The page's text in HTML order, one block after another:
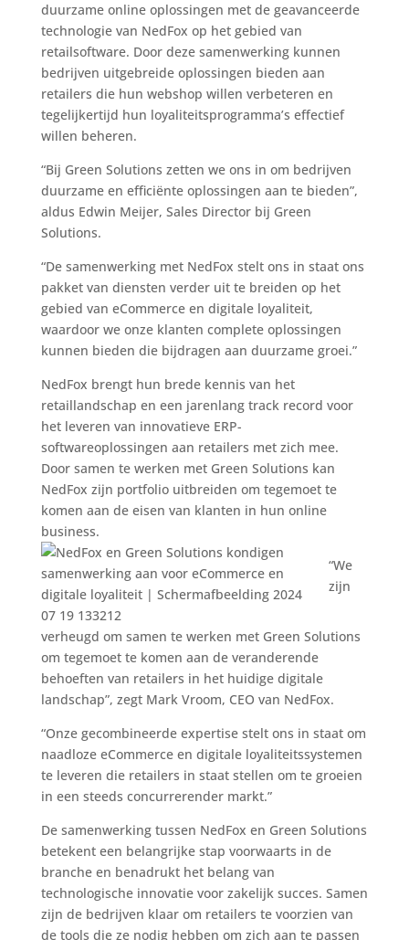
duurzame online oplossingen met de geavanceerde
technologie van NedFox op het gebied van
retailsoftware. Door deze samenwerking kunnen
bedrijven uitgebreide oplossingen bieden aan
retailers die hun webshop willen verbeteren en
tegelijkertijd hun loyaliteitsprogramma’s effectief
willen beheren.
“Bij Green Solutions zetten we ons in om bedrijven
duurzame en efficiënte oplossingen aan te bieden”,
aldus Edwin Meijer, Sales Director bij Green
Solutions.
“De samenwerking met NedFox stelt ons in staat ons
pakket van diensten verder uit te breiden op het
gebied van eCommerce en digitale loyaliteit,
waardoor we onze klanten complete oplossingen
kunnen bieden die bijdragen aan duurzame groei.”
NedFox brengt hun brede kennis van het
retaillandschap en een jarenlang track record voor
het leveren van innovatieve ERP-
softwareoplossingen aan retailers met zich mee.
Door samen te werken met Green Solutions kan
NedFox zijn portfolio uitbreiden om tegemoet te
komen aan de eisen van klanten in hun online
business.
“We
zijn
verheugd om samen te werken met Green Solutions
om tegemoet te komen aan de veranderende
behoeften van retailers in het huidige digitale
landschap”, zegt Mark Vroom, CEO van NedFox.
“Onze gecombineerde expertise stelt ons in staat om
naadloze eCommerce en digitale loyaliteitssystemen
te leveren die retailers in staat stellen om te groeien
in een steeds concurrerender markt.”
De samenwerking tussen NedFox en Green Solutions
betekent een belangrijke stap voorwaarts in de
branche en benadrukt het belang van
technologische innovatie voor zakelijk succes. Samen
zijn de bedrijven klaar om retailers te voorzien van
de tools die ze nodig hebben om zich aan te passen